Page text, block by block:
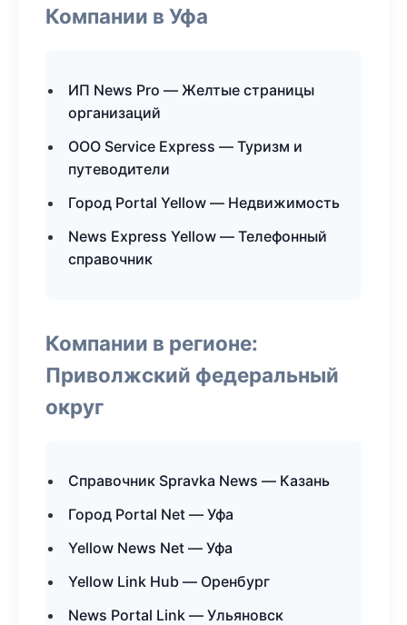
Компании в Уфа
ИП News Pro — Желтые страницы
организаций
ООО Service Express — Туризм и
путеводители
Город Portal Yellow — Недвижимость
News Express Yellow — Телефонный
справочник
Компании в регионе:
Приволжский федеральный
округ
Справочник Spravka News — Казань
Город Portal Net — Уфа
Yellow News Net — Уфа
Yellow Link Hub — Оренбург
News Portal Link — Ульяновск